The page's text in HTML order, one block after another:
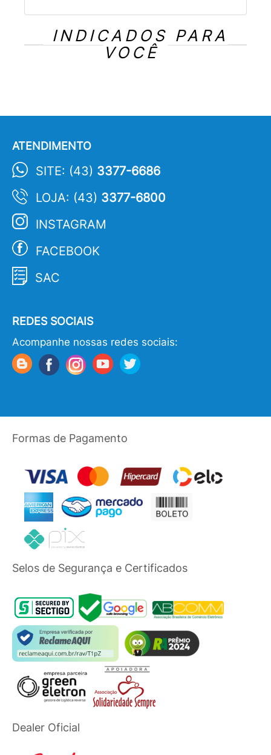
INDICADOS PARA
VOCÊ
ATENDIMENTO
SITE: (43) 3377-6686
LOJA: (43) 3377-6800
INSTAGRAM
FACEBOOK
SAC
REDES SOCIAIS
Acompanhe nossas redes sociais:
Formas de Pagamento
Selos de Segurança e Certificados
Dealer Oficial